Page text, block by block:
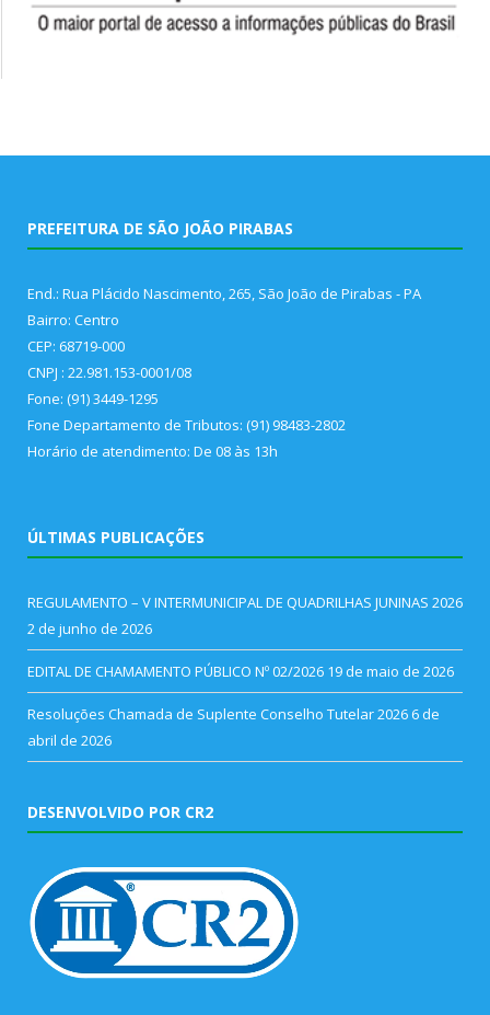
PREFEITURA DE SÃO JOÃO PIRABAS
End.: Rua Plácido Nascimento, 265, São João de Pirabas - PA
Bairro: Centro
CEP: 68719-000
CNPJ : 22.981.153-0001/08
Fone: (91) 3449-1295
Fone Departamento de Tributos: (91) 98483-2802
Horário de atendimento: De 08 às 13h
ÚLTIMAS PUBLICAÇÕES
REGULAMENTO – V INTERMUNICIPAL DE QUADRILHAS JUNINAS 2026
2 de junho de 2026
EDITAL DE CHAMAMENTO PÚBLICO Nº 02/2026 19 de maio de 2026
Resoluções Chamada de Suplente Conselho Tutelar 2026 6 de
abril de 2026
DESENVOLVIDO POR CR2